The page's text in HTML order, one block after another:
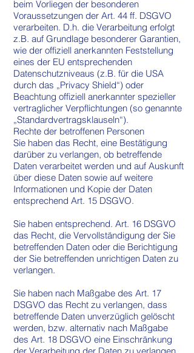
beim Vorliegen der besonderen
Voraussetzungen der Art. 44 ff. DSGVO
verarbeiten. D.h. die Verarbeitung erfolgt
z.B. auf Grundlage besonderer Garantien,
wie der offiziell anerkannten Feststellung
eines der EU entsprechenden
Datenschutzniveaus (z.B. für die USA
durch das „Privacy Shield“) oder
Beachtung offiziell anerkannter spezieller
vertraglicher Verpflichtungen (so genannte
„Standardvertragsklauseln“).
Rechte der betroffenen Personen
Sie haben das Recht, eine Bestätigung
darüber zu verlangen, ob betreffende
Daten verarbeitet werden und auf Auskunft
über diese Daten sowie auf weitere
Informationen und Kopie der Daten
entsprechend Art. 15 DSGVO.
Sie haben entsprechend. Art. 16 DSGVO
das Recht, die Vervollständigung der Sie
betreffenden Daten oder die Berichtigung
der Sie betreffenden unrichtigen Daten zu
verlangen.
Sie haben nach Maßgabe des Art. 17
DSGVO das Recht zu verlangen, dass
betreffende Daten unverzüglich gelöscht
werden, bzw. alternativ nach Maßgabe
des Art. 18 DSGVO eine Einschränkung